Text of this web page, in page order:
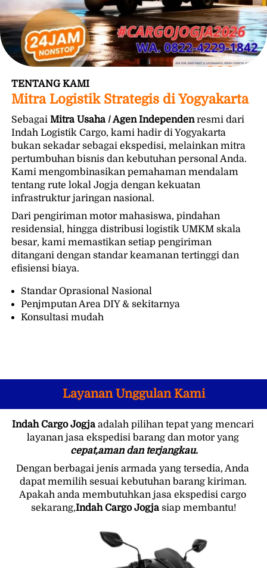
TENTANG KAMI
Mitra Logistik Strategis di Yogyakarta
Sebagai Mitra Usaha / Agen Independen resmi dari
Indah Logistik Cargo, kami hadir di Yogyakarta
bukan sekadar sebagai ekspedisi, melainkan mitra
pertumbuhan bisnis dan kebutuhan personal Anda.
Kami mengombinasikan pemahaman mendalam
tentang rute lokal Jogja dengan kekuatan
infrastruktur jaringan nasional.
Dari pengiriman motor mahasiswa, pindahan
residensial, hingga distribusi logistik UMKM skala
besar, kami memastikan setiap pengiriman
ditangani dengan standar keamanan tertinggi dan
efisiensi biaya.
Standar Oprasional Nasional
Penjmputan Area DIY & sekitarnya
Konsultasi mudah
Layanan Unggulan Kami
Indah Cargo Jogja adalah pilihan tepat yang mencari
layanan jasa ekspedisi barang dan motor yang
cepat,aman dan terjangkau.
Dengan berbagai jenis armada yang tersedia, Anda
dapat memilih sesuai kebutuhan barang kiriman.
Apakah anda membutuhkan jasa ekspedisi cargo
sekarang,Indah Cargo Jogja siap membantu!